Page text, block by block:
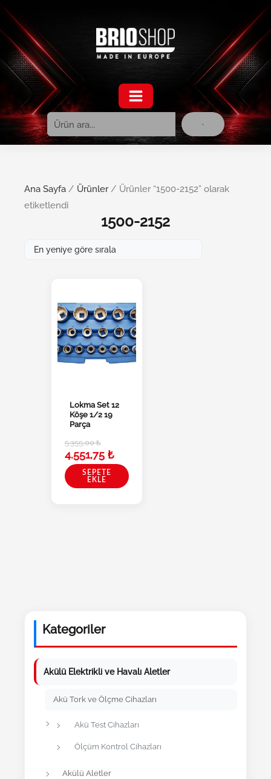
İçeriğe
Kategoriler
Akülü Elektrikli ve Havalı Aletler
Akü Tork ve Ölçme Cihazları
Akü Test Cihazları
Ölçüm Kontrol Cihazları
Akülü Aletler
Ana Sayfa / Ürünler/ Ürünler “1500-2152” olarak
etiketlendi
1500-2152
Lokma Set 12
Köşe 1/2 19
Parça
5.355,00₺
4.551,75 ₺
SEPETE
EKLE